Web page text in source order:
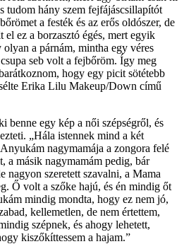
tudom hány szem fejfájáscsillapítót
a festék és az erős oldószer, de
ez a borzasztó égés, mert egyik
a párnám, mintha egy véres
seb volt a fejbőröm. Így meg
hogy egy picit sötétebb
Erika Lilu Makeup/Down című
benne egy kép a női szépségről, és
„Hála istennek mind a két
nagymamája a zongora felé
a másik nagymamám pedig, bár
nagyon szeretett szavalni, a Mama
Ő volt a szőke hajú, és én mindig őt
mindig mondta, hogy ez nem jó,
kellemetlen, de nem értettem,
szépnek, és ahogy lehetett,
kiszőkíttessem a hajam.”